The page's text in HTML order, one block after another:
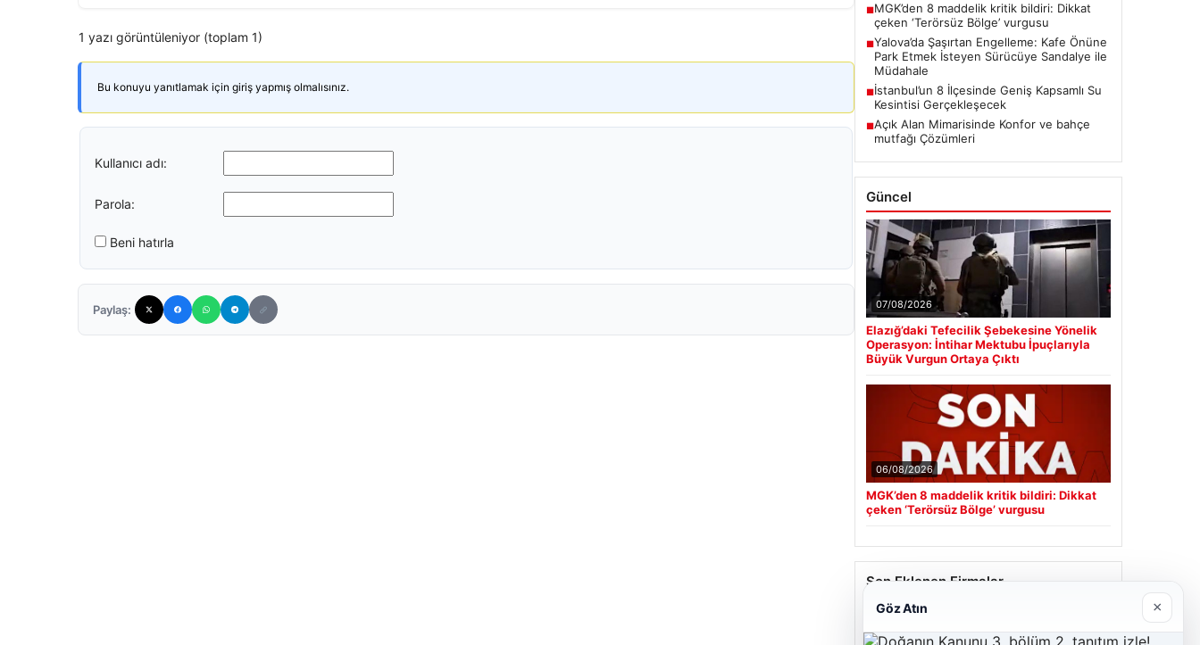
1 yazı görüntüleniyor (toplam 1)
Bu konuyu yanıtlamak için giriş yapmış olmalısınız.
Kullanıcı adı:
Parola:
Beni hatırla
Paylaş:
■MGK’den 8 maddelik kritik bildiri: Dikkat
çeken ‘Terörsüz Bölge’ vurgusu
■Yalova’da Şaşırtan Engelleme: Kafe Önüne
Park Etmek İsteyen Sürücüye Sandalye ile
Müdahale
■İstanbul’un 8 İlçesinde Geniş Kapsamlı Su
Kesintisi Gerçekleşecek
■Açık Alan Mimarisinde Konfor ve bahçe
mutfağı Çözümleri
Güncel
07/08/2026
Elazığ’daki Tefecilik Şebekesine Yönelik
Operasyon: İntihar Mektubu İpuçlarıyla
Büyük Vurgun Ortaya Çıktı
06/08/2026
MGK’den 8 maddelik kritik bildiri: Dikkat
çeken ‘Terörsüz Bölge’ vurgusu
Son Eklenen Firmalar
Göz Atın ×